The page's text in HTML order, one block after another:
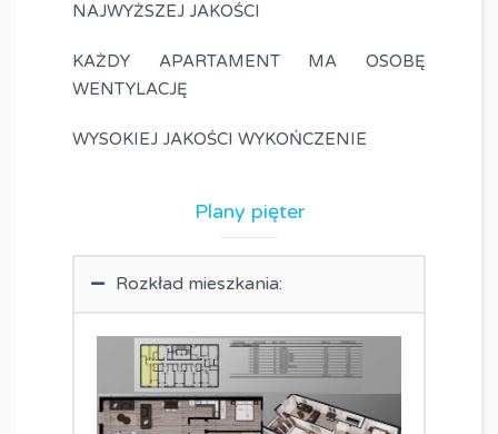
NAJWYŻSZEJ JAKOŚCI
KAŻDY APARTAMENT MA OSOBĘ
WENTYLACJĘ
WYSOKIEJ JAKOŚCI WYKOŃCZENIE
Plany pięter
Rozkład mieszkania: